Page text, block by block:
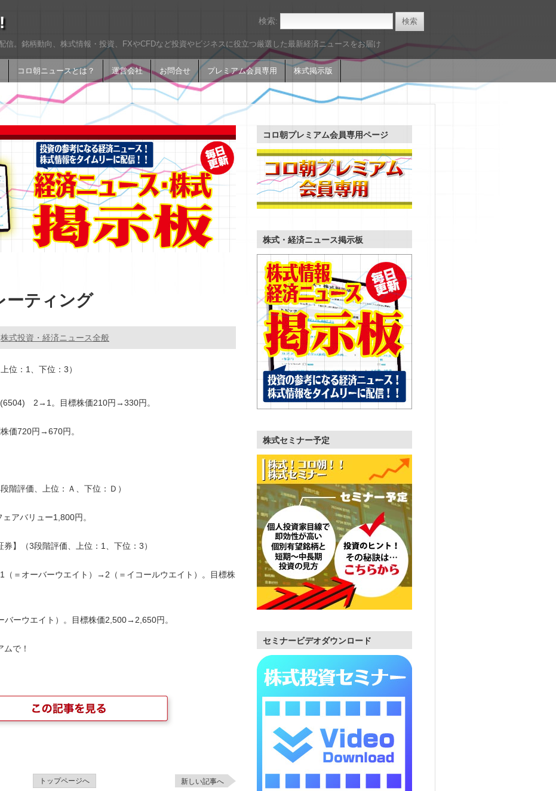
信。銘柄動向、株式情報・投資、FXやCFDなど投資やビジネスに役立つ厳選した最新経済ニュースをお届け
コロ朝ニュースとは？ 運営会社 お問合せ プレミアム会員専用 株式掲示版
検索:
ーティング
株式投資・経済ニュース全般
位：1、下位：3）
(6504) 2→1。目標株価210円→330円。
価720円→670円。
段階評価、上位：Ａ、下位：Ｄ）
アバリュー1,800円。
券】（3段階評価、上位：1、下位：3）
＝オーバーウエイト）→2（＝イコールウエイト）。目標株
バーウエイト）。目標株価2,500→2,650円。
で！
トップページへ 新しい記事へ
コロ朝プレミアム会員専用ページ
株式・経済ニュース掲示板
株式セミナー予定
セミナービデオダウンロード